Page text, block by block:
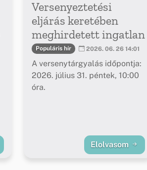
Versenyeztetési
eljárás keretében
meghirdetett ingatlan
Populáris hír 2026. 06. 26 14:01
A versenytárgyalás időpontja:
2026. július 31. péntek, 10:00
óra.
Elolvasom